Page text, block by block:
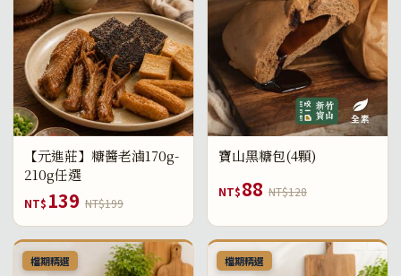
【元進莊】糖醬老滷170g-
210g任選
NT$ 139 NT$199
寶山黑糖包(4顆)
NT$88 NT$128
檔期精選 檔期精選